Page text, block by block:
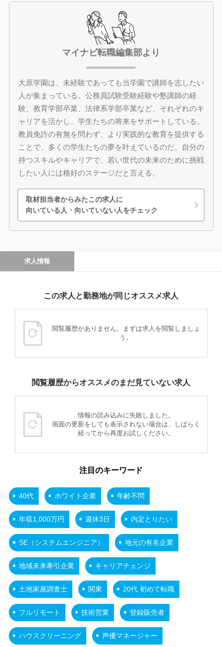
マイナビ転職編集部より
大原学園は、未経験であっても当学園で講師を志したい
人が集まっている。公務員試験受験経験や塾講師の経
験、教育学部卒業、法律系学部卒業など、それぞれのキ
ャリアを活かし、学生たちの将来をサポートしている。
教員免許の有無を問わず、より実践的な教育を提供する
ことで、多くの学生たちの夢を叶えているのだ。自分の
持つスキルやキャリアで、若い世代の未来のために挑戦
したい人には格好のステージだと言える。
取材担当者からみたこの求人に
向いている人・向いていない人をチェック
求人情報
この求人と勤務地が同じオススメ求人
閲覧履歴がありません。まずは求人を閲覧しましょ
う。
閲覧履歴からオススメのまだ見ていない求人
情報の読み込みに失敗しました。
画面の更新をしても表示されない場合は、しばらく
経ってから再度お試しください。
注目のキーワード
40代 ホワイト企業 年齢不問
年収1,000万円 週休3日 内定とりたい
SE（システムエンジニア） 地元の有名企業
地域未来牽引企業 キャリアチェンジ
土地家屋調査士 関東 20代 初めて転職
フルリモート 技術営業 登録販売者
ハウスクリーニング 声優マネージャー